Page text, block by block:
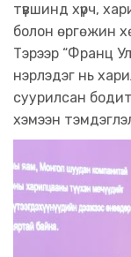
түвшинд хүрч,
болон өргөжин
Тэрээр “Франц
нэрлэдэг нь
суурилсан
хэмээн